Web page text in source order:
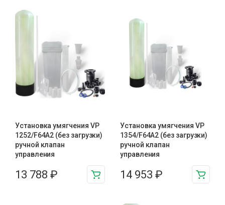
Установка умягчения VP
1252/F64A2 (без загрузки)
ручной клапан
управления
13 788 ₽
Установка умягчения VP
1354/F64A2 (без загрузки)
ручной клапан
управления
14 953 ₽